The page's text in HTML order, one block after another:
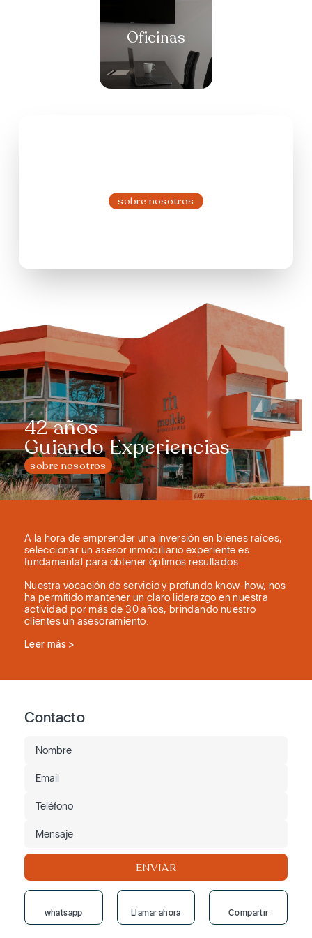
Oficinas
Campos y Chacras
sobre nosotros
42 años
Guiando Experiencias
sobre nosotros
A la hora de emprender una inversión en bienes raíces,
seleccionar un asesor inmobiliario experiente es
fundamental para obtener óptimos resultados.
Nuestra vocación de servicio y profundo know-how, nos
ha permitido mantener un claro liderazgo en nuestra
actividad por más de 30 años, brindando nuestro
clientes un asesoramiento.
Leer más >
Contacto
ENVIAR
whatsapp Llamar ahora Compartir